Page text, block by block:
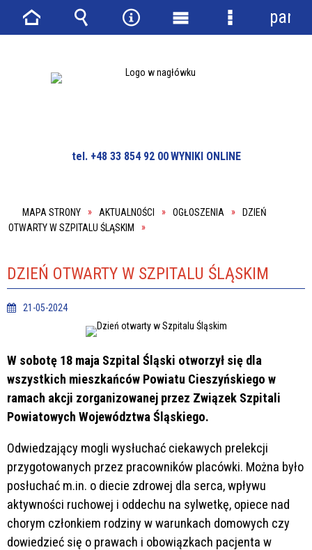
tel. +48 33 854 92 00WYNIKI ONLINE
MAPA STRONY AKTUALNOŚCI OGŁOSZENIA
DZIEŃ
OTWARTY W SZPITALU ŚLĄSKIM
DZIEŃ OTWARTY W SZPITALU ŚLĄSKIM
21-05-2024
W sobotę 18 maja Szpital Śląski otworzył się dla
wszystkich mieszkańców Powiatu Cieszyńskiego w
ramach akcji zorganizowanej przez Związek Szpitali
Powiatowych Województwa Śląskiego.
Odwiedzający mogli wysłuchać ciekawych prelekcji
przygotowanych przez pracowników placówki. Można było
posłuchać m.in. o diecie zdrowej dla serca, wpływu
aktywności ruchowej i oddechu na sylwetkę, opiece nad
chorym członkiem rodziny w warunkach domowych czy
dowiedzieć się o prawach i obowiązkach pacjenta w
StronaWyszukiwarka
Narzędzia
Menu Menu
panel